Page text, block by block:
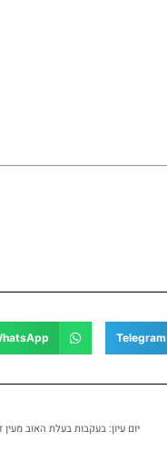
Telegram
יום עיון: בעקבות בעלת האוב מעין